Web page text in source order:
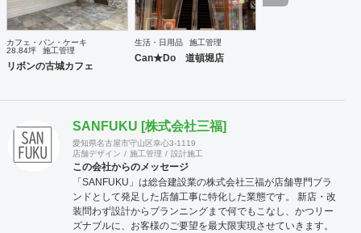
カフェ・パン・ケーキ
28.84坪
施工管理
リボンの古城カフェ
生活・日用品 施工管理
Can★Do 道頓堀店
SANFUKU [株式会社三福]
愛知県名古屋市守山区幸心3-1119
店舗デザイン
施工管理 設計施工
この会社からのメッセージ
「SANFUKU」は総合建設業の株式会社三福が店舗専門ブラ
ンドとして発足した店舗工事に特化した業態です。 新店・改
装問わず設計からプランニングまで何でもこなし、かつリー
ズナブルに、お客様のご要望を最大限実現させていきます。